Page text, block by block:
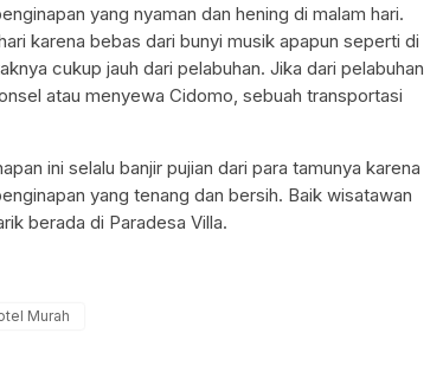
yang nyaman dan hening di malam hari.
karena bebas dari bunyi musik apapun seperti di
cukup jauh dari pelabuhan. Jika dari pelabuhan
atau menyewa Cidomo, sebuah transportasi
ini selalu banjir pujian dari para tamunya karena
yang tenang dan bersih. Baik wisatawan
berada di Paradesa Villa.
Murah